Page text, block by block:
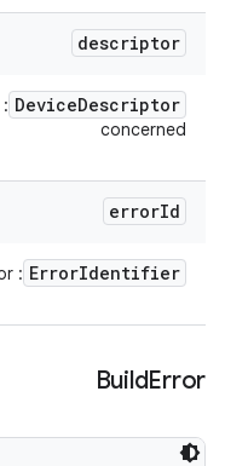
descriptor
DeviceDescriptor
concerned
errorId
ErrorIdentifier
: the error identifier for this error.
BuildError